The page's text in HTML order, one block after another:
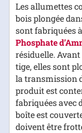
Les allumettes
bois plongée
sont fabriquées
Phosphate
résiduelle.
tige, elles sont
la transmission
produit est
fabriquées avec
boîte est
doivent être